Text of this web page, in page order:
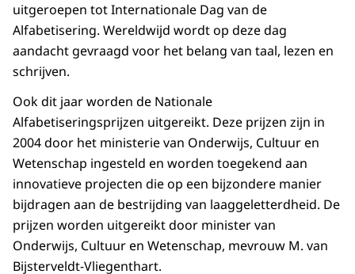
uitgeroepen tot Internationale Dag van de
Alfabetisering. Wereldwijd wordt op deze dag
aandacht gevraagd voor het belang van taal, lezen en
schrijven.
Ook dit jaar worden de Nationale
Alfabetiseringsprijzen uitgereikt. Deze prijzen zijn in
2004 door het ministerie van Onderwijs, Cultuur en
Wetenschap ingesteld en worden toegekend aan
innovatieve projecten die op een bijzondere manier
bijdragen aan de bestrijding van laaggeletterdheid. De
prijzen worden uitgereikt door minister van
Onderwijs, Cultuur en Wetenschap, mevrouw M. van
Bijsterveldt-Vliegenthart.